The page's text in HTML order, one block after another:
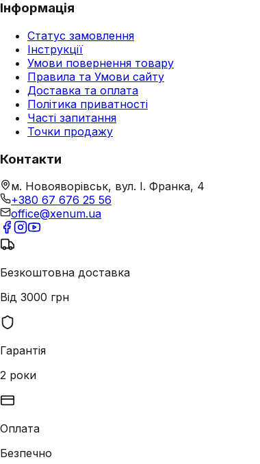
Інформація
Статус замовлення
Інструкції
Умови повернення товару
Правила та Умови сайту
Доставка та оплата
Політика приватності
Часті запитання
Точки продажу
Контакти
м. Новояворівськ, вул. І. Франка, 4
+380 67 676 25 56
office@xenum.ua
Безкоштовна доставка
Від 3000 грн
Гарантія
2 роки
Оплата
Безпечно